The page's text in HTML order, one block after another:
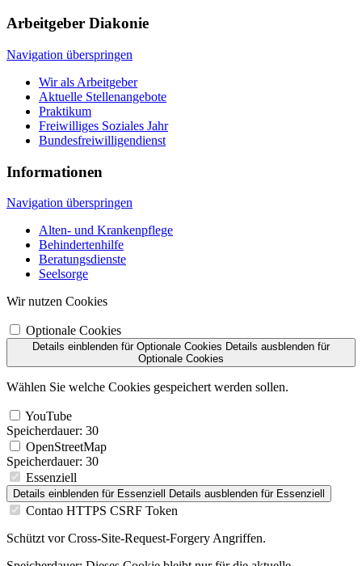
Arbeitgeber Diakonie
Navigation überspringen
Wir als Arbeitgeber
Aktuelle Stellenangebote
Praktikum
Freiwilliges Soziales Jahr
Bundesfreiwilligendienst
Informationen
Navigation überspringen
Alten- und Krankenpflege
Behindertenhilfe
Beratungsdienste
Seelsorge
Wir nutzen Cookies
Optionale Cookies
Details einblenden für Optionale Cookies Details ausblenden für
Optionale Cookies
Wählen Sie welche Cookies gespeichert werden sollen.
YouTube
Speicherdauer: 30
OpenStreetMap
Speicherdauer: 30
Essenziell
Details einblenden für Essenziell Details ausblenden für Essenziell
Contao HTTPS CSRF Token
Schützt vor Cross-Site-Request-Forgery Angriffen.